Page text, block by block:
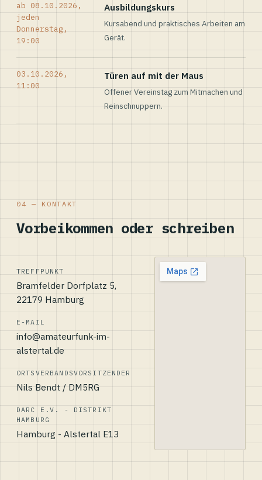
ab 08.10.2026,
jeden
Donnerstag,
19:00
Ausbildungskurs
Kursabend und praktisches Arbeiten am
Gerät.
03.10.2026,
11:00
Türen auf mit der Maus
Offener Vereinstag zum Mitmachen und
Reinschnuppern.
04 — KONTAKT
Vorbeikommen oder schreiben
TREFFPUNKT
Bramfelder Dorfplatz 5,
22179 Hamburg
E-MAIL
info@amateurfunk-im-
alstertal.de
ORTSVERBANDSVORSITZENDER
Nils Bendt / DM5RG
DARC E.V. - DISTRIKT
HAMBURG
Hamburg - Alstertal E13